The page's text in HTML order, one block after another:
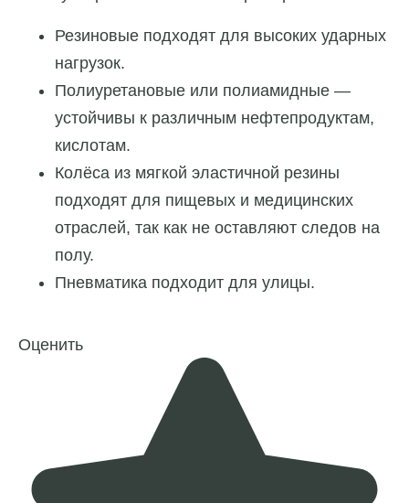
Резиновые подходят для высоких ударных
нагрузок.
Полиуретановые или полиамидные —
устойчивы к различным нефтепродуктам,
кислотам.
Колёса из мягкой эластичной резины
подходят для пищевых и медицинских
отраслей, так как не оставляют следов на
полу.
Пневматика подходит для улицы.
Оценить